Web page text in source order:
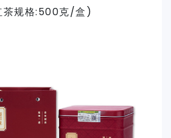
茶规格:500克/盒)